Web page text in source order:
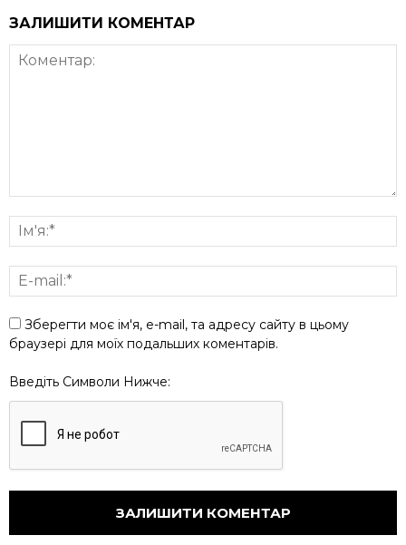
ЗАЛИШИТИ КОМЕНТАР
Зберегти моє ім'я, e-mail, та адресу сайту в цьому
браузері для моїх подальших коментарів.
Введіть Символи Нижче: